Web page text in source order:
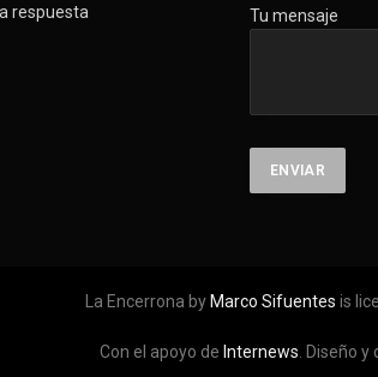
respuesta
Tu mensaje
La Encerrona by Marco Sifuentes is
Con el apoyo de Internews . Diseño